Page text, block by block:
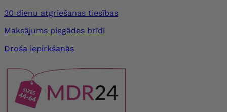
30 dienu atgriešanas tiesības
Maksājums piegādes brīdī
Droša iepirkšanās